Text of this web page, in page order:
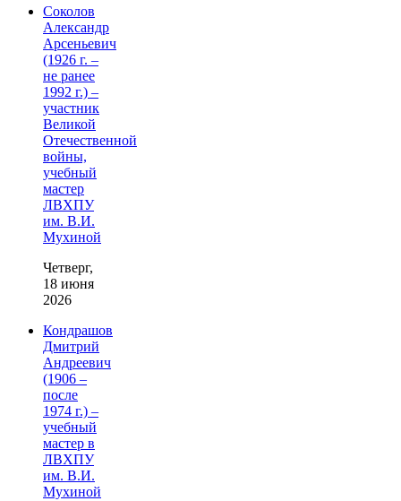
Соколов
Александр
Арсеньевич
(1926 г. –
не ранее
1992 г.) –
участник
Великой
Отечественной
войны,
учебный
мастер
ЛВХПУ
им. В.И.
Мухиной
Четверг,
18 июня
2026
Кондрашов
Дмитрий
Андреевич
(1906 –
после
1974 г.) –
учебный
мастер в
ЛВХПУ
им. В.И.
Мухиной